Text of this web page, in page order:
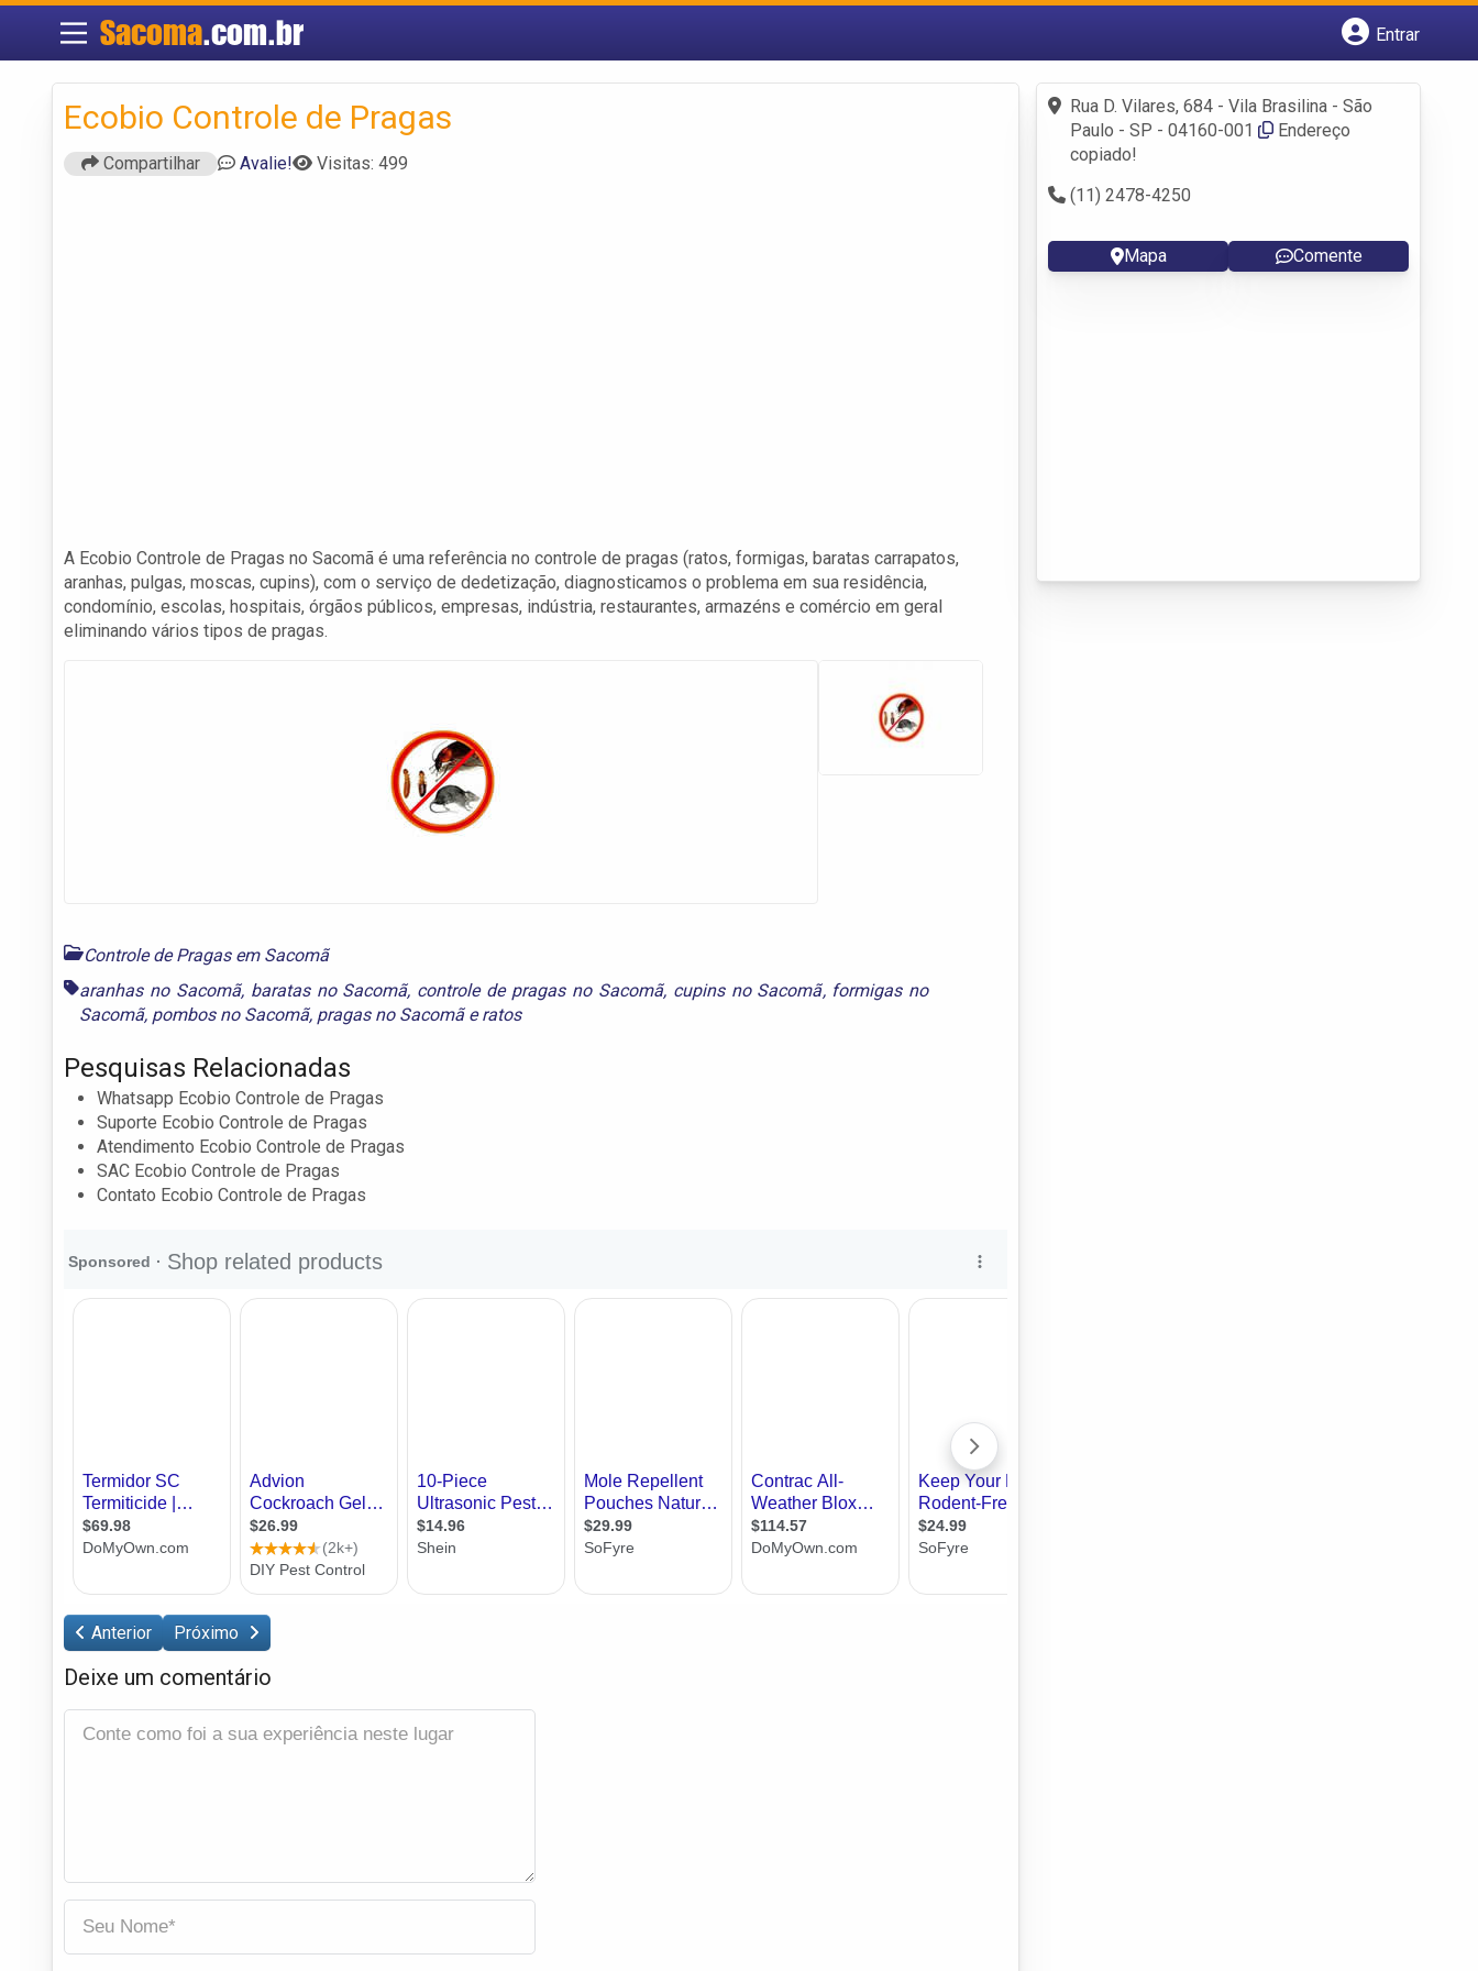
Sacoma.com.br
Entrar
Fazer login
Criar conta
Ecobio Controle de Pragas
Compartilhar Avalie! Visitas: 499
A Ecobio Controle de Pragas no Sacomã é uma referência no controle de pragas (ratos, formigas, baratas carrapatos,
aranhas, pulgas, moscas, cupins), com o serviço de dedetização, diagnosticamos o problema em sua residência,
condomínio, escolas, hospitais, órgãos públicos, empresas, indústria, restaurantes, armazéns e comércio em geral
eliminando vários tipos de pragas.
Controle de Pragas em Sacomã
aranhas no Sacomã, baratas no Sacomã, controle de pragas no Sacomã, cupins no Sacomã, formigas no
Sacomã, pombos no Sacomã, pragas no Sacomãeratos
Pesquisas Relacionadas
Whatsapp Ecobio Controle de Pragas
Suporte Ecobio Controle de Pragas
Atendimento Ecobio Controle de Pragas
SAC Ecobio Controle de Pragas
Contato Ecobio Controle de Pragas
Anterior Próximo
Deixe um comentário
Rua D. Vilares, 684 - Vila Brasilina - São
Paulo - SP - 04160-001
Endereço
copiado!
(11) 2478-4250
Mapa Comente